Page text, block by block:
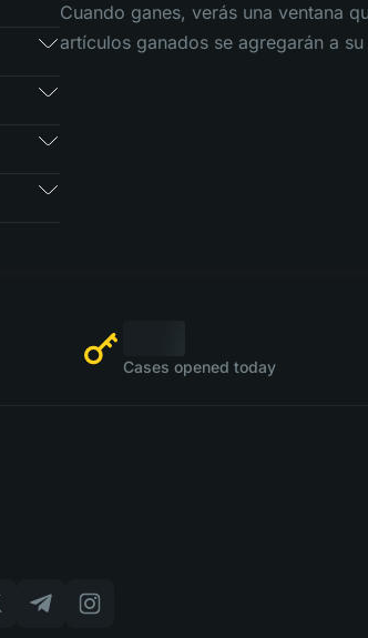
Cuando ganes, verás una ventana
artículos ganados se agregarán a
Cases opened today